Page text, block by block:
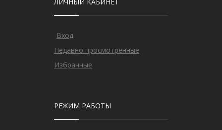
Вход
Недавно просмотренные
Избранные
РЕЖИМ РАБОТЫ